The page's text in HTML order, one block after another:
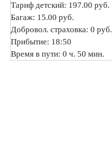
Тариф детский: 197.00 руб.
Багаж: 15.00 руб.
Добровол. страховка: 0 руб.
Прибытие: 18:50
Время в пути: 0 ч. 50 мин.